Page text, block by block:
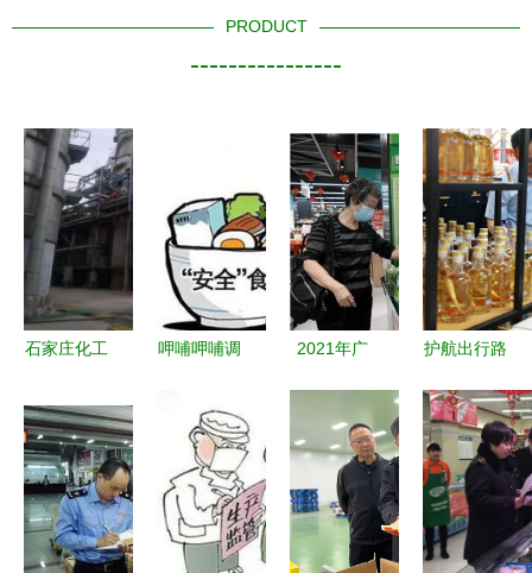
PRODUCT
----------------
石家庄化工
食品厂生产
线拆除 快
速应对倒闭
工厂的食品
生产经营难
呷哺呷哺调
略，食品品
质与安全管
理引发关注
2021年广
平稳 稳中
蓄能 食品
技术开发
护航出行路
全”！济南
开展高速服
务区食品安
全检查